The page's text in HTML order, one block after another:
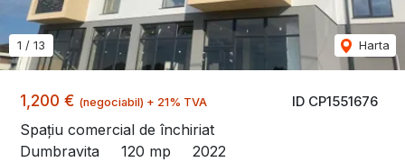
ID CP1551676
1,200 € (negociabil) + 21% TVA
Spațiu comercial de închiriat
Dumbravita
120 mp 2022
1 / 13 Harta